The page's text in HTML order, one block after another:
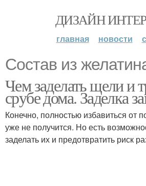
ДИЗАЙН
главная новости
Состав из
Чем заделать щели и
срубе дома. Заделка
Конечно, полностью избавиться от
уже не получится. Но есть
заделать их и предотвратить риск